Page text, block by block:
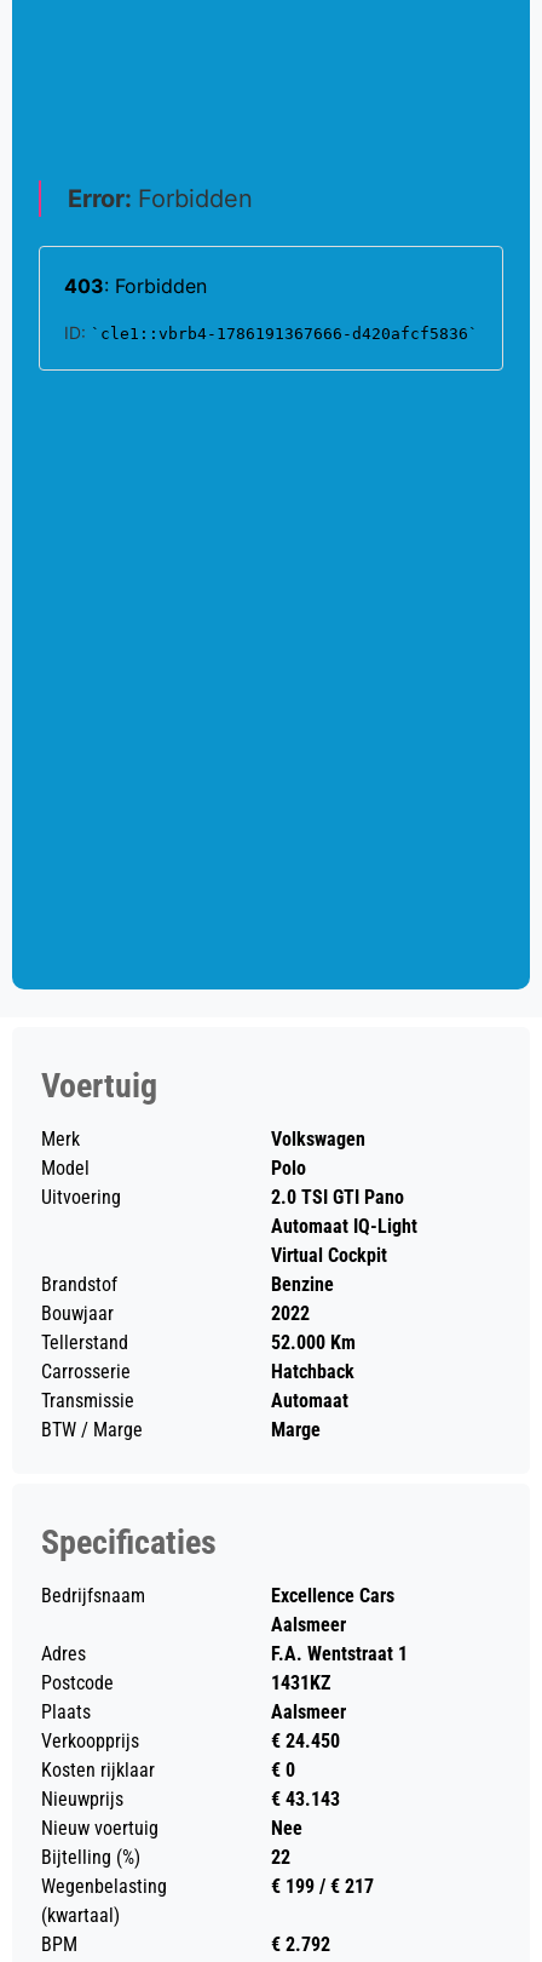
Voertuig
Merk
Volkswagen
Model
Polo
Uitvoering
2.0 TSI GTI Pano
Automaat IQ-Light
Virtual Cockpit
Brandstof
Benzine
Bouwjaar
2022
Tellerstand
52.000 Km
Carrosserie
Hatchback
Transmissie
Automaat
BTW / Marge
Marge
Specificaties
Bedrijfsnaam
Excellence Cars
Aalsmeer
Adres
F.A. Wentstraat 1
Postcode
1431KZ
Plaats
Aalsmeer
Verkoopprijs
€ 24.450
Kosten rijklaar
€ 0
Nieuwprijs
€ 43.143
Nieuw voertuig
Nee
Bijtelling (%)
22
Wegenbelasting
(kwartaal)
€ 199 / € 217
BPM € 2.792